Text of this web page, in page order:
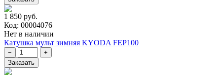
1 850 руб.
Код: 00004076
Нет в наличии
Катушка мульт зимняя KYODA FEP100